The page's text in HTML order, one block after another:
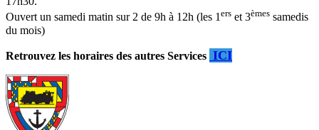
Ouvert un samedi matin sur 2 de 9h à 12h (les 1ers et 3èmes samedis
du mois)
Retrouvez les horaires des autres Services ICI